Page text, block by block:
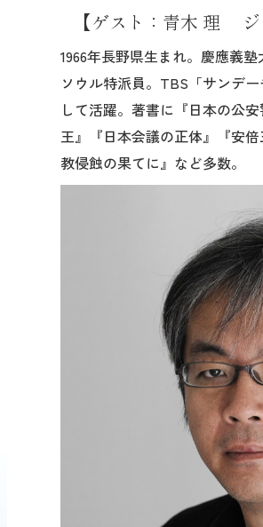
【ゲスト：青木 理 ジ
1966年長野県生まれ。慶應義
ソウル特派員。TBS「サンデ
して活躍。著書に『日本の公
王』『日本会議の正体』『安
教侵蝕の果てに』など多数。